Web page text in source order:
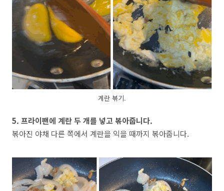
계란 볶기.
5. 프라이팬에 계란 두 개를 넣고 볶아줍니다.
볶아진 야채 다른 쪽에서 계란을 익을 때까지 볶아줍니다.